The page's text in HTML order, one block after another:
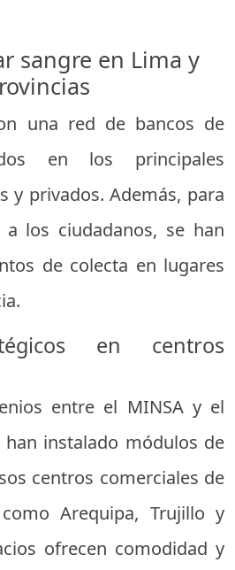
sangre en Lima y
una red de bancos de
en los principales
y privados. Además, para
los ciudadanos, se han
de colecta en lugares
en centros
entre el MINSA y el
instalado módulos de
centros comerciales de
Arequipa, Trujillo y
ofrecen comodidad y